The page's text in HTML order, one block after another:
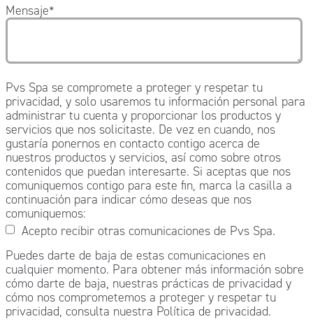
Mensaje*
Pvs Spa se compromete a proteger y respetar tu
privacidad, y solo usaremos tu información personal para
administrar tu cuenta y proporcionar los productos y
servicios que nos solicitaste. De vez en cuando, nos
gustaría ponernos en contacto contigo acerca de
nuestros productos y servicios, así como sobre otros
contenidos que puedan interesarte. Si aceptas que nos
comuniquemos contigo para este fin, marca la casilla a
continuación para indicar cómo deseas que nos
comuniquemos:
Acepto recibir otras comunicaciones de Pvs Spa.
Puedes darte de baja de estas comunicaciones en
cualquier momento. Para obtener más información sobre
cómo darte de baja, nuestras prácticas de privacidad y
cómo nos comprometemos a proteger y respetar tu
privacidad, consulta nuestra Política de privacidad.